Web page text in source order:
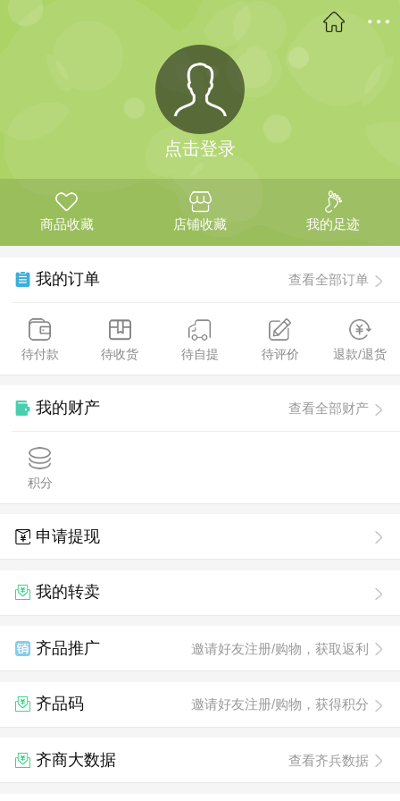
点击登录
商品收藏 店铺收藏 我的足迹
我的订单 查看全部订单
待付款 待收货 待自提 待评价 退款/退货
我的财产 查看全部财产
积分
申请提现
我的转卖
齐品推广 邀请好友注册/购物，获取返利
齐品码 邀请好友注册/购物，获得积分
齐商大数据 查看齐兵数据